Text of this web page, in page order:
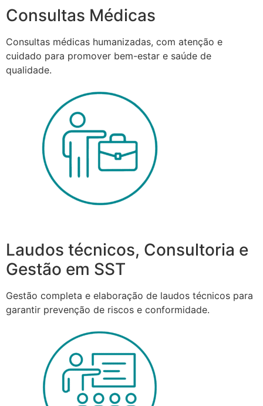
Consultas Médicas
Consultas médicas humanizadas, com atenção e
cuidado para promover bem-estar e saúde de
qualidade.
Laudos técnicos, Consultoria e
Gestão em SST
Gestão completa e elaboração de laudos técnicos para
garantir prevenção de riscos e conformidade.